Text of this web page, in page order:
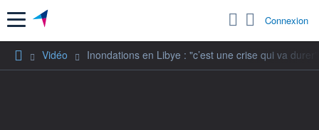
Menu Connexion
Vidéo Inondations en Libye : "c’est une crise qui va durer"